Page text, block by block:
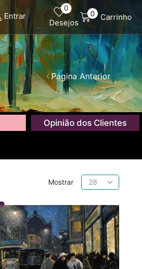
Entrar
0
Desejos
0 Carrinho
Página Anterior
Opinião dos Clientes
Mostrar
Produtos
por